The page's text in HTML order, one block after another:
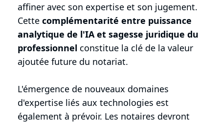
affiner avec son expertise et son jugement.
Cette complémentarité entre puissance
analytique de l'IA et sagesse juridique du
professionnel constitue la clé de la valeur
ajoutée future du notariat.
L'émergence de nouveaux domaines
d'expertise liés aux technologies est
également à prévoir. Les notaires devront